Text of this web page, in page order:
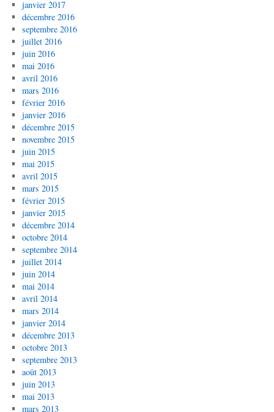
janvier 2017
décembre 2016
septembre 2016
juillet 2016
juin 2016
mai 2016
avril 2016
mars 2016
février 2016
janvier 2016
décembre 2015
novembre 2015
juin 2015
mai 2015
avril 2015
mars 2015
février 2015
janvier 2015
décembre 2014
octobre 2014
septembre 2014
juillet 2014
juin 2014
mai 2014
avril 2014
mars 2014
janvier 2014
décembre 2013
octobre 2013
septembre 2013
août 2013
juin 2013
mai 2013
mars 2013